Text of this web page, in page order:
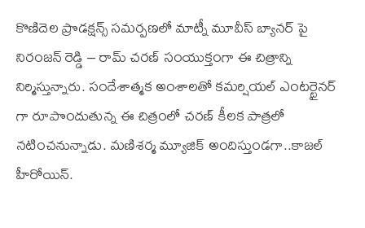
కొణిదెల ప్రొడక్షన్స్ సమర్పణలో మాట్నీ మూవీస్ బ్యానర్ పై
నిరంజన్ రెడ్డి – రామ్ చరణ్ సంయుక్తంగా ఈ చిత్రాన్ని
నిర్మిస్తున్నారు. సందేశాత్మక అంశాలతో కమర్షియల్ ఎంటర్టైనర్
గా రూపొందుతున్న ఈ చిత్రంలో చరణ్ కీలక పాత్రలో
నటించనున్నాడు. మణిశర్మ మ్యూజిక్ అందిస్తుండగా..కాజల్
హీరోయిన్.